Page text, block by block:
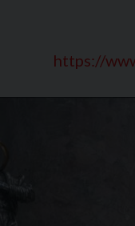
https://